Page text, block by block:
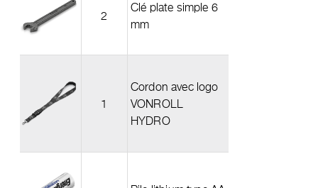
2
Clé plate simple 6
mm
1
Cordon avec logo
VONROLL
HYDRO